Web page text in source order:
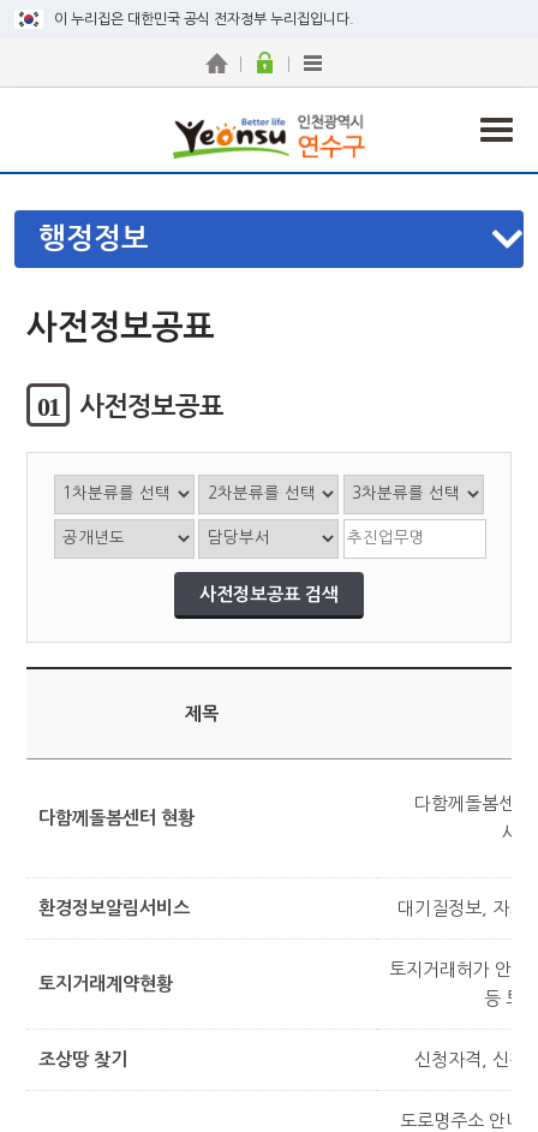
이 누리집은 대한민국 공식 전자정부 누리집입니다.
행정정보
사전정보공표
01 사전정보공표
제목
다함께돌봄센터 현황
다함께돌봄센
시
환경정보알림서비스 대기질정보, 자외
토지거래계약현황
토지거래허가 안내
등 토
조상땅 찾기 신청자격, 신청
도로명주소 안내